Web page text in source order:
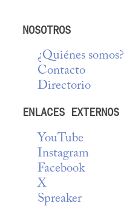
NOSOTROS
¿Quiénes somos?
Contacto
Directorio
ENLACES EXTERNOS
YouTube
Instagram
Facebook
X
Spreaker